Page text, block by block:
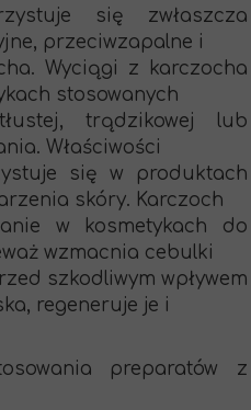
się zwłaszcza
przeciwzapalne i
Wyciągi z karczocha
stosowanych
trądzikowej lub
Właściwości
się w produktach
skóry. Karczoch
w kosmetykach do
wzmacnia cebulki
szkodliwym wpływem
regeneruje je i
preparatów z